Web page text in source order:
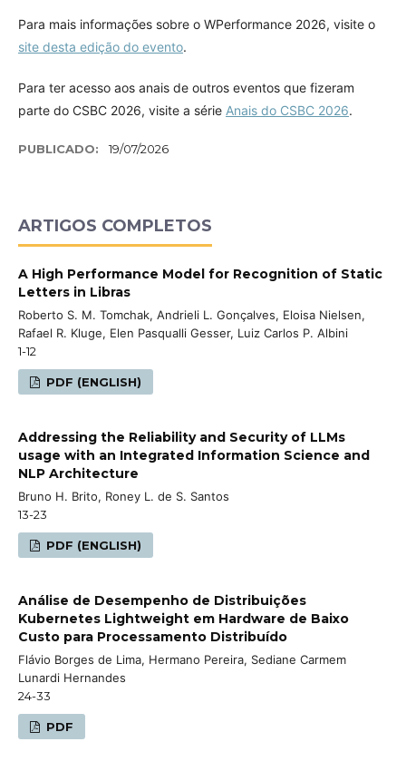
Para mais informações sobre o WPerformance 2026, visite o
site desta edição do evento.
Para ter acesso aos anais de outros eventos que fizeram
parte do CSBC 2026, visite a série Anais do CSBC 2026.
PUBLICADO: 19/07/2026
ARTIGOS COMPLETOS
A High Performance Model for Recognition of Static
Letters in Libras
Roberto S. M. Tomchak, Andrieli L. Gonçalves, Eloisa Nielsen,
Rafael R. Kluge, Elen Pasqualli Gesser, Luiz Carlos P. Albini
1-12
PDF (ENGLISH)
Addressing the Reliability and Security of LLMs
usage with an Integrated Information Science and
NLP Architecture
Bruno H. Brito, Roney L. de S. Santos
13-23
PDF (ENGLISH)
Análise de Desempenho de Distribuições
Kubernetes Lightweight em Hardware de Baixo
Custo para Processamento Distribuído
Flávio Borges de Lima, Hermano Pereira, Sediane Carmem
Lunardi Hernandes
24-33
PDF